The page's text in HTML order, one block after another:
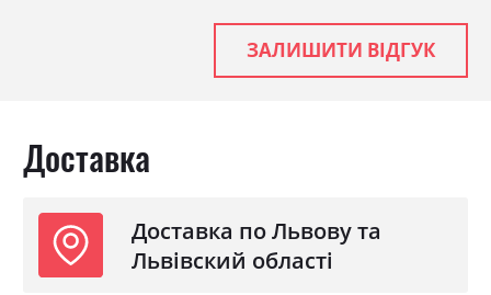
ЗАЛИШИТИ ВІДГУК
Доставка
Доставка по Львову та
Львівский області